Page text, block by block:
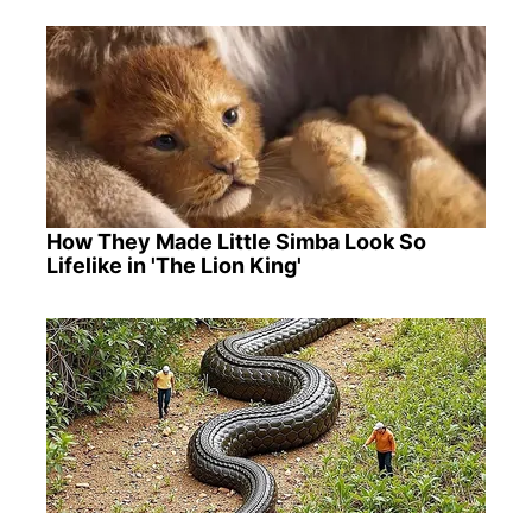
How They Made Little Simba Look So
Lifelike in 'The Lion King'